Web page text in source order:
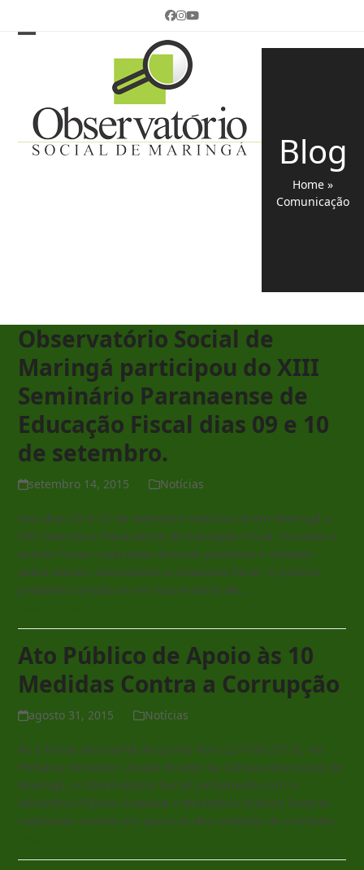
Facebook
Instagram
YouTube
menu
menu
Blog
Home »
Comunicação
Observatório Social de
Maringá participou do XIII
Seminário Paranaense de
Educação Fiscal dias 09 e 10
de setembro.
setembro 14, 2015 Notícias
Nos dias 09 e 10 de setembro realizou-se em Maringá o
XIII Seminário Paranaense de Educação Fiscal. Durante o
evento foram realizadas diversas palestras e debates
sobre temas relacionados à cidadania fiscal. O público
presente compôs-se em sua maioria de…
Ato Público de Apoio às 10
Medidas Contra a Corrupção
agosto 31, 2015 Notícias
Às 9 horas da manhã de quinta-feira (27/08/2015), no
Plenário Vereador Ulisses Bruder da Câmara Municipal de
Maringá, o Observatório Social juntamente com o
Ministério Público Estadual e Ministério Público Federal
realizaram evento em apoio às dez medidas de combate…